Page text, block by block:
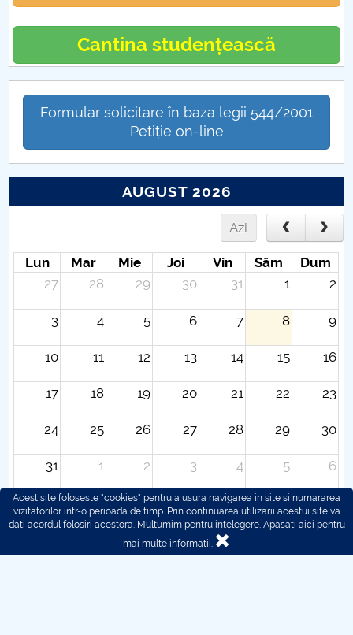
Cantina studențească
Formular solicitare în baza legii 544/2001
Petiție on-line
AUGUST 2026
Azi
Lun Mar Mie Joi Vin Sâm
Dum
27
28 29 30 31 1 2
3 4 5 6 7 8 9
10 11 12 13 14 15 16
17 18 19 20 21 22 23
24 25 26 27 28 29 30
31 1 2 3 4 5 6
Acest site foloseste "cookies" pentru a usura navigarea in site si numararea
vizitatorilor intr-o perioada de timp. Prin continuarea utilizarii acestui site va
dati acordul folosiri acestora. Multumim pentru intelegere. Apasati aici pentru
mai multe informatii.